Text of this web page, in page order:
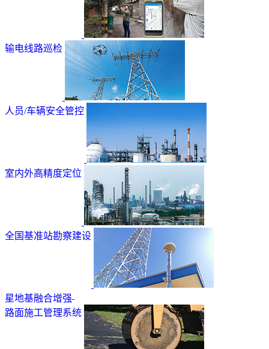
输电线路巡检
人员/车辆安全管控
室内外高精度定位
全国基准站勘察建设
星地基融合增强
路面施工管理系统